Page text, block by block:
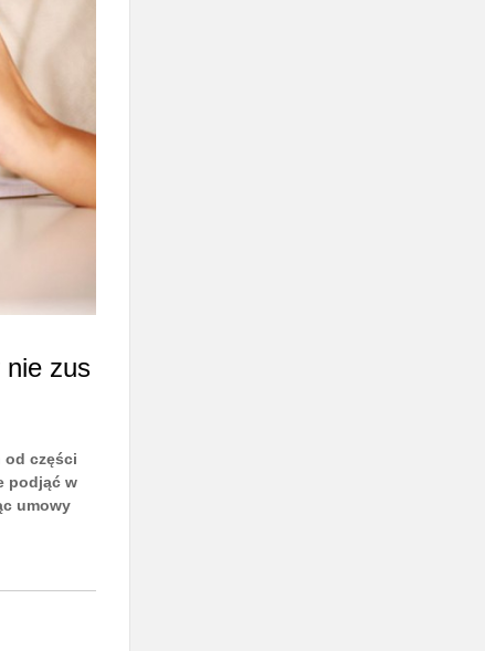
zus
od części
podjąć w
umowy